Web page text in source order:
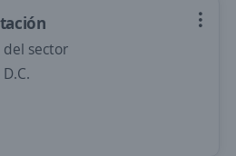
sector